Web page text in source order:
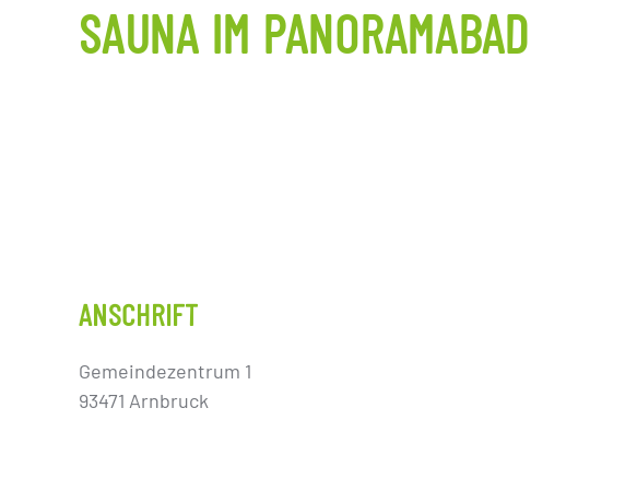
SAUNA IM PANORAMABAD
ANSCHRIFT
Gemeindezentrum 1
93471 Arnbruck